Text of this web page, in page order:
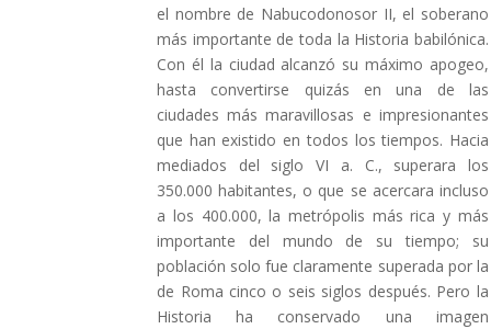
el nombre de Nabucodonosor II, el soberano
más importante de toda la Historia babilónica.
Con él la ciudad alcanzó su máximo apogeo,
hasta convertirse quizás en una de las
ciudades más maravillosas e impresionantes
que han existido en todos los tiempos. Hacia
mediados del siglo VI a. C., superara los
350.000 habitantes, o que se acercara incluso
a los 400.000, la metrópolis más rica y más
importante del mundo de su tiempo; su
población solo fue claramente superada por la
de Roma cinco o seis siglos después. Pero la
Historia ha conservado una imagen